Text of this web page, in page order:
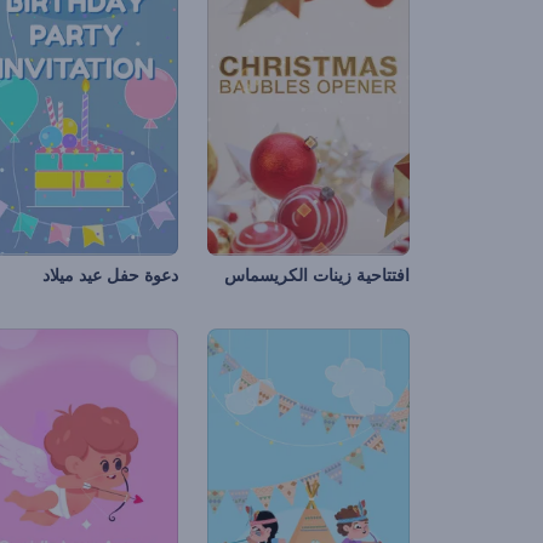
افتتاحية زينات الكريسماس دعوة حفل عيد ميلاد